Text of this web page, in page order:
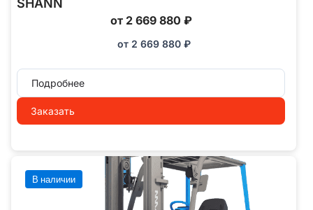
SHANN
от 2 669 880 ₽
от 2 669 880 ₽
Подробнее
Заказать
В наличии